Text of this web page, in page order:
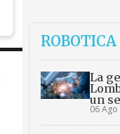
ROBOTICA
La
un
06